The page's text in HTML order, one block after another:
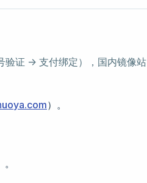
验证 -> 支付绑定），国内镜像站
）。